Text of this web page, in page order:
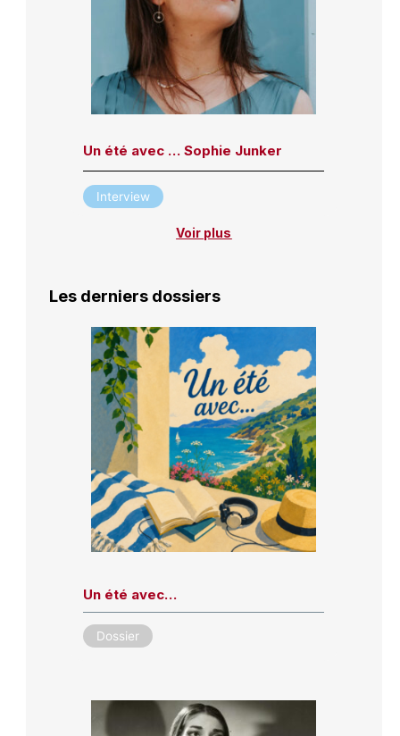
Un été avec … Sophie Junker
Interview
Voir plus
Les derniers dossiers
Un été avec…
Dossier